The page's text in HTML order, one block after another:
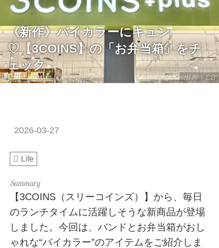
出典：CS
《新作》バイカラーにキュン
♡【3COINS】の「お弁当箱」をチ
ェック
2026-03-27
Life
【3COINS（スリーコインズ）】から、毎日
のランチタイムに活躍しそうな新商品が登場
しました。今回は、バンドとお弁当箱がおし
ゃれな“バイカラー”のアイテムをご紹介しま